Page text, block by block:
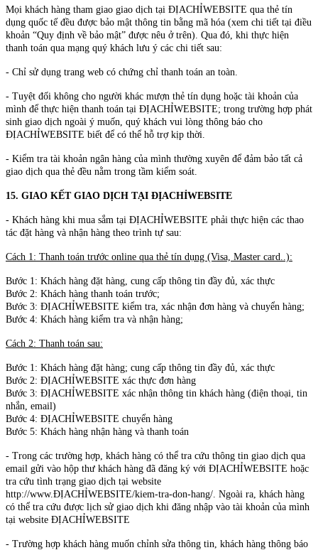
Mọi khách hàng tham giao giao dịch tại ĐỊACHỈWEBSITE qua thẻ tín
dụng quốc tế đều được bảo mật thông tin bằng mã hóa (xem chi tiết tại điều
khoản “Quy định về bảo mật” được nêu ở trên). Qua đó, khi thực hiện
thanh toán qua mạng quý khách lưu ý các chi tiết sau:
- Chỉ sử dụng trang web có chứng chỉ thanh toán an toàn.
- Tuyệt đối không cho người khác mượn thẻ tín dụng hoặc tài khoản của
mình để thực hiện thanh toán tại ĐỊACHỈWEBSITE; trong trường hợp phát
sinh giao dịch ngoài ý muốn, quý khách vui lòng thông báo cho
ĐỊACHỈWEBSITE biết để có thể hỗ trợ kịp thời.
- Kiểm tra tài khoản ngân hàng của mình thường xuyên để đảm bảo tất cả
giao dịch qua thẻ đều nằm trong tầm kiểm soát.
15. GIAO KẾT GIAO DỊCH TẠI ĐỊACHỈWEBSITE
- Khách hàng khi mua sắm tại ĐỊACHỈWEBSITE phải thực hiện các thao
tác đặt hàng và nhận hàng theo trình tự sau:
Cách 1: Thanh toán trước online qua thẻ tín dụng (Visa, Master card..):
Bước 1: Khách hàng đặt hàng, cung cấp thông tin đầy đủ, xác thực
Bước 2: Khách hàng thanh toán trước;
Bước 3: ĐỊACHỈWEBSITE kiểm tra, xác nhận đơn hàng và chuyển hàng;
Bước 4: Khách hàng kiểm tra và nhận hàng;
Cách 2: Thanh toán sau:
Bước 1: Khách hàng đặt hàng; cung cấp thông tin đầy đủ, xác thực
Bước 2: ĐỊACHỈWEBSITE xác thực đơn hàng
Bước 3: ĐỊACHỈWEBSITE xác nhận thông tin khách hàng (điện thoại, tin
nhắn, email)
Bước 4: ĐỊACHỈWEBSITE chuyển hàng
Bước 5: Khách hàng nhận hàng và thanh toán
- Trong các trường hợp, khách hàng có thể tra cứu thông tin giao dịch qua
email gửi vào hộp thư khách hàng đã đăng ký với ĐỊACHỈWEBSITE hoặc
tra cứu tình trạng giao dịch tại website
http://www.ĐỊACHỈWEBSITE/kiem-tra-don-hang/. Ngoài ra, khách hàng
có thể tra cứu được lịch sử giao dịch khi đăng nhập vào tài khoản của mình
tại website ĐỊACHỈWEBSITE
- Trường hợp khách hàng muốn chỉnh sửa thông tin, khách hàng thông báo